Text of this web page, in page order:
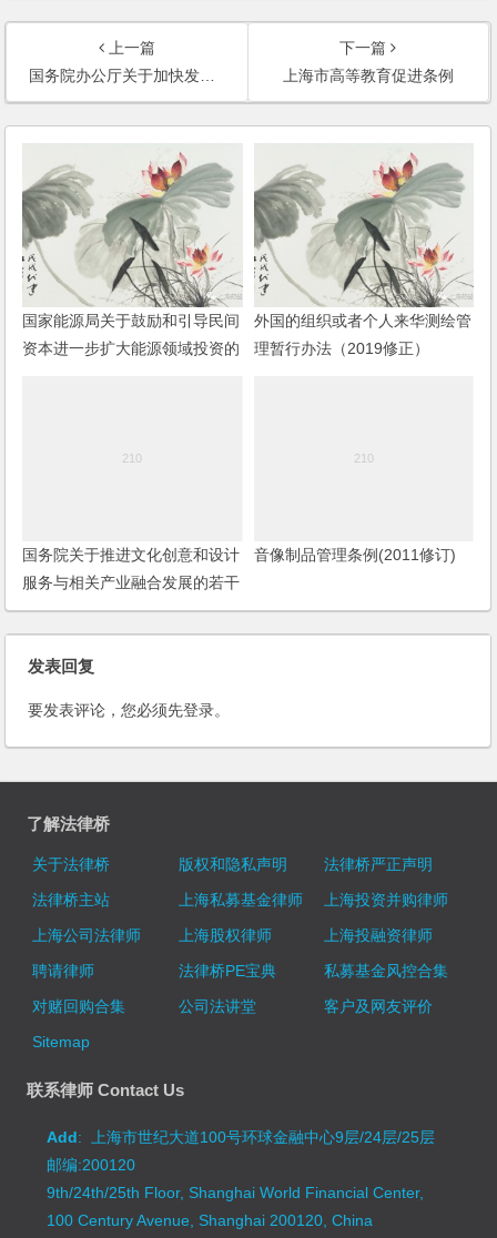
上一篇
国务院办公厅关于加快发展商业养老保险的若干意见
下一篇
上海市高等教育促进条例
国家能源局关于鼓励和引导民间
资本进一步扩大能源领域投资的
外国的组织或者个人来华测绘管
理暂行办法（2019修正）
国务院关于推进文化创意和设计
服务与相关产业融合发展的若干
意见
音像制品管理条例(2011修订)
发表回复
要发表评论，您必须先登录。
了解法律桥
关于法律桥 版权和隐私声明
法律桥严正声明
法律桥主站
上海私募基金律师
上海投资并购律师
上海公司法律师
上海股权律师
上海投融资律师
聘请律师
法律桥PE宝典
私募基金风控合集
对赌回购合集
公司法讲堂
客户及网友评价
Sitemap
联系律师 Contact Us
Add: 上海市世纪大道100号环球金融中心9层/24层/25层
邮编:200120
9th/24th/25th Floor, Shanghai World Financial Center,
100 Century Avenue, Shanghai 200120, China